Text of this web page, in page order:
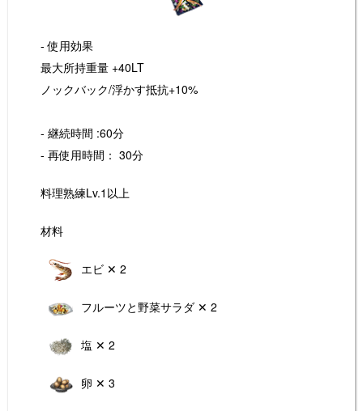
- 使用効果
最大所持重量 +40LT
ノックバック/浮かす抵抗+10%
- 継続時間 :60分
- 再使用時間： 30分
料理熟練Lv.1以上
材料
エビ ✕ 2
フルーツと野菜サラダ ✕ 2
塩 ✕ 2
卵 ✕ 3